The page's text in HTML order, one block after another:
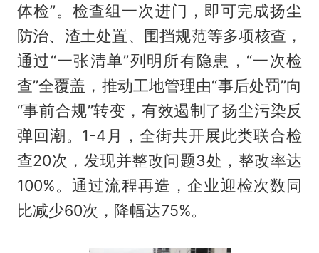
体检”。检查组一次进门，即可完成扬尘
防治、渣土处置、围挡规范等多项核查，
通过“一张清单”列明所有隐患，“一次检
查”全覆盖，推动工地管理由“事后处罚”向
“事前合规”转变，有效遏制了扬尘污染反
弹回潮。1-4月，全街共开展此类联合检
查20次，发现并整改问题3处，整改率达
100%。通过流程再造，企业迎检次数同
比减少60次，降幅达75%。